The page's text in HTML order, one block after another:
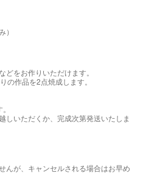
）
をお作りいただけます。
の作品を2点焼成します。
しいただくか、完成次第発送いたしま
んが、キャンセルされる場合はお早め